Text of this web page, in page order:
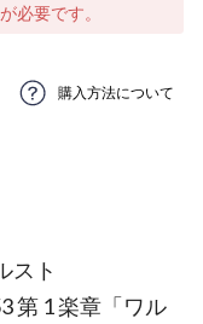
必要です。
購入方法について
スト
第 1 楽章「ワル